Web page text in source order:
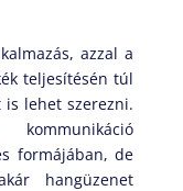
azzal a
teljesítésén túl
lehet szerezni.
formájában, de
hangüzenet